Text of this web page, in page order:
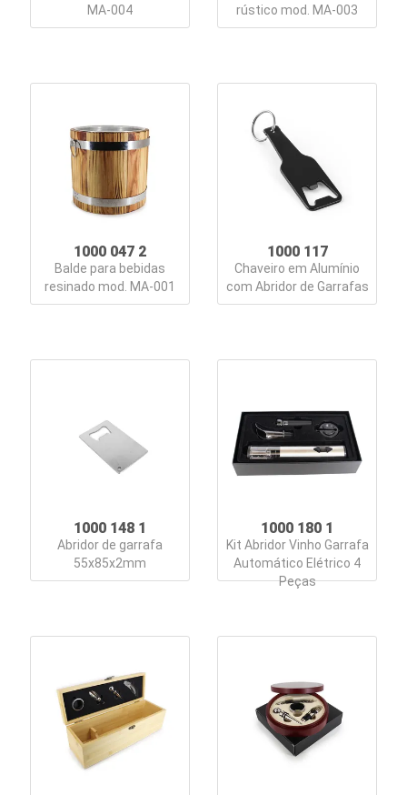
MA-004
rústico mod. MA-003
1000 047 2
Balde para bebidas
resinado mod. MA-001
1000 117
Chaveiro em Alumínio
com Abridor de Garrafas
1000 148 1
Abridor de garrafa
55x85x2mm
1000 180 1
Kit Abridor Vinho Garrafa
Automático Elétrico 4
Peças